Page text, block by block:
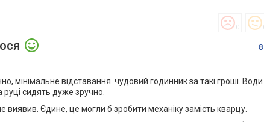
0
мінімальне відставання. чудовий годинник за такі гроші.
руці сидять дуже зручно.
виявив. Єдине, це могли б зробити механіку замість кварцу.